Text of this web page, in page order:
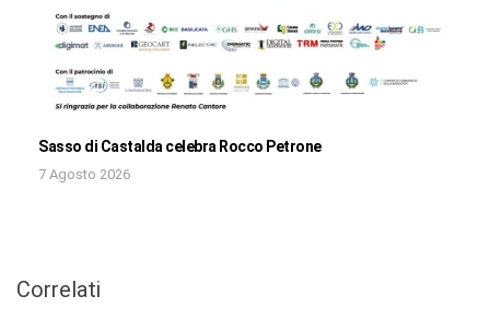
Sasso di Castalda celebra Rocco Petrone
7 Agosto 2026
Correlati